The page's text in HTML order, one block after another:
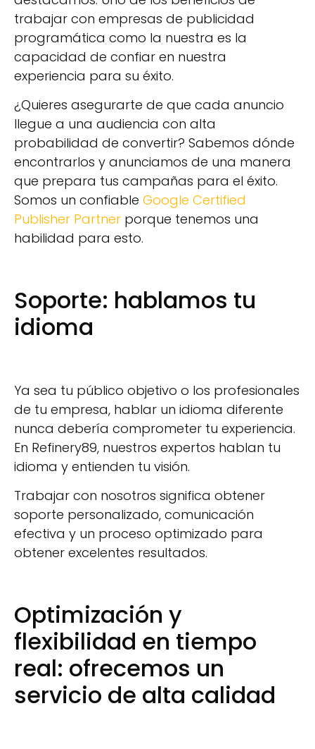
trabajar con empresas de publicidad
programática como la nuestra es la
capacidad de confiar en nuestra
experiencia para su éxito.
¿Quieres asegurarte de que cada anuncio
llegue a una audiencia con alta
probabilidad de convertir? Sabemos dónde
encontrarlos y anunciamos de una manera
que prepara tus campañas para el éxito.
Somos un confiable Google Certified
Publisher Partner porque tenemos una
habilidad para esto.
Soporte: hablamos tu
idioma
Ya sea tu público objetivo o los profesionales
de tu empresa, hablar un idioma diferente
nunca debería comprometer tu experiencia.
En Refinery89, nuestros expertos hablan tu
idioma y entienden tu visión.
Trabajar con nosotros significa obtener
soporte personalizado, comunicación
efectiva y un proceso optimizado para
obtener excelentes resultados.
Optimización y
flexibilidad en tiempo
real: ofrecemos un
servicio de alta calidad